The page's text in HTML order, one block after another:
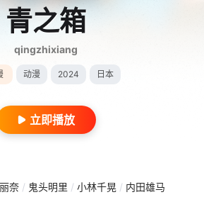
青之箱
qingzhixiang
动漫 2024 日本
立即播放
奈 / 鬼头明里 / 小林千晃 / 内田雄马